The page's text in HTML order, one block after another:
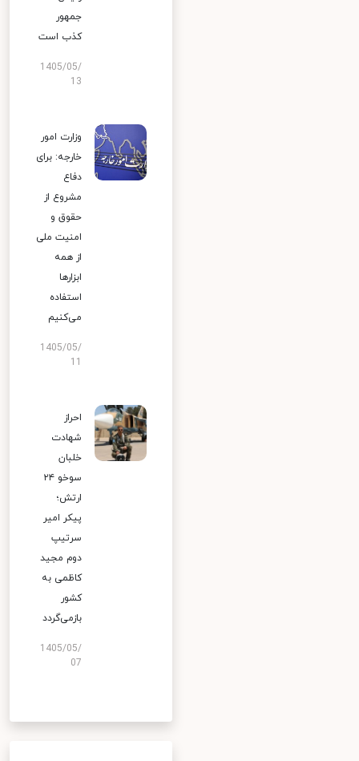
جمهور
کذب است
1405/05/
13
وزارت امور
خارجه: برای
دفاع
مشروع از
حقوق و
امنیت ملی
از همه
ابزارها
استفاده
می‌کنیم
1405/05/
احراز
شهادت
خلبان
سوخو ۲۴
ارتش؛
پیکر امیر
سرتیپ
دوم مجید
کاظمی به
کشور
بازمی‌گردد
1405/05/
07